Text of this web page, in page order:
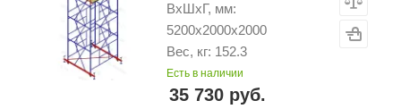
ВхШхГ, мм:
5200х2000х2000
Вес, кг: 152.3
Есть в наличии
35 730 руб.